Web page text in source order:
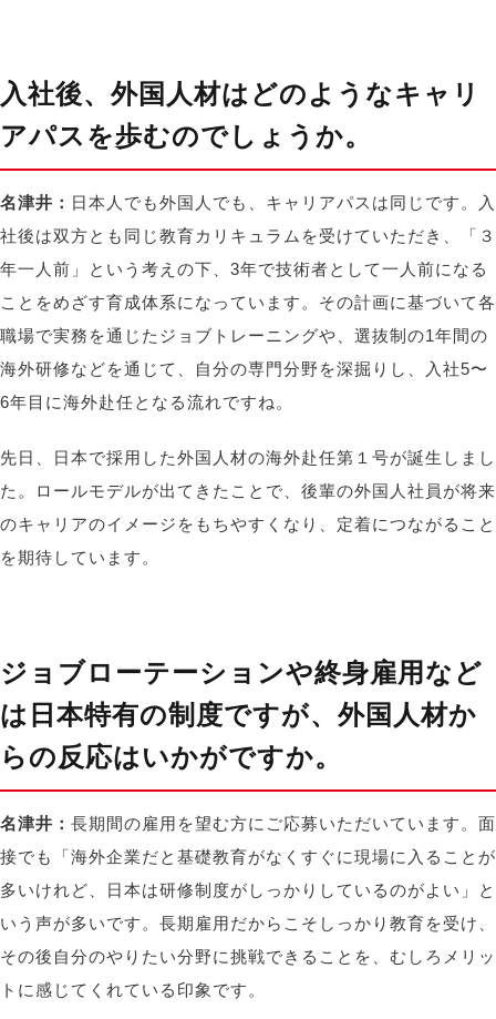
入社後、外国人材はどのようなキャリ
アパスを歩むのでしょうか。
名津井： 日本人でも外国人でも、キャリアパスは同じです。入
社後は双方とも同じ教育カリキュラムを受けていただき、「３
年一人前」という考えの下、3年で技術者として一人前になる
ことをめざす育成体系になっています。その計画に基づいて各
職場で実務を通じたジョブトレーニングや、選抜制の1年間の
海外研修などを通じて、自分の専門分野を深掘りし、入社5〜
6年目に海外赴任となる流れですね。
先日、日本で採用した外国人材の海外赴任第１号が誕生しまし
た。ロールモデルが出てきたことで、後輩の外国人社員が将来
のキャリアのイメージをもちやすくなり、定着につながること
を期待しています。
ジョブローテーションや終身雇用など
は日本特有の制度ですが、外国人材か
らの反応はいかがですか。
名津井： 長期間の雇用を望む方にご応募いただいています。面
接でも「海外企業だと基礎教育がなくすぐに現場に入ることが
多いけれど、日本は研修制度がしっかりしているのがよい」と
いう声が多いです。長期雇用だからこそしっかり教育を受け、
その後自分のやりたい分野に挑戦できることを、むしろメリッ
トに感じてくれている印象です。